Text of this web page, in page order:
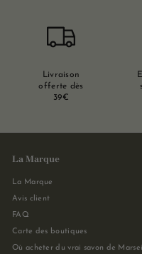
Livraison
offerte dès
39€
La Marque
La Marque
Avis client
FAQ
Carte des boutiques
Où acheter du vrai savon de